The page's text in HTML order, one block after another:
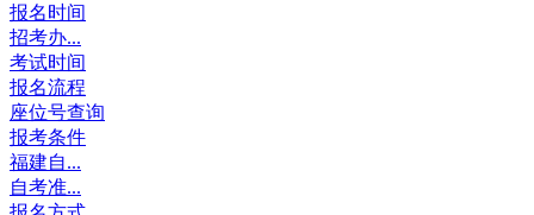
报名时间
招考办...
考试时间
报名流程
座位号查询
报考条件
福建自...
自考准...